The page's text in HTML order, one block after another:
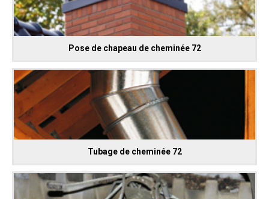
Pose de chapeau de cheminée 72
Tubage de cheminée 72